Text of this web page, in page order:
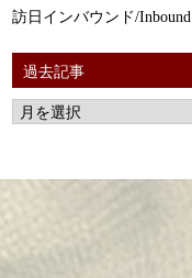
訪日インバウンド/Inbound
過去記事